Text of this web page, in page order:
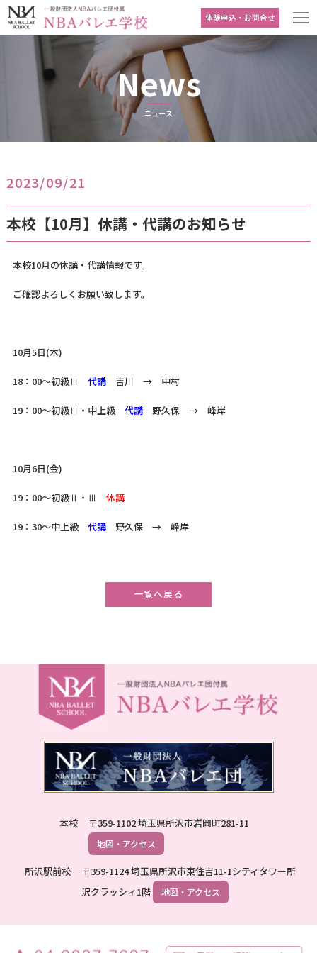
体験申込・お問合せ
News
ニュース
2023/09/21
本校【10月】休講・代講のお知らせ
本校10月の休講・代講情報です。
ご確認よろしくお願い致します。
10月5日(木)
18：00～初級Ⅲ 代講吉川 → 中村
19：00～初級Ⅲ・中上級 代講野久保 → 峰岸
10月6日(金)
19：00～初級Ⅱ・Ⅲ 休講
19：30～中上級 代講野久保 → 峰岸
一覧へ戻る
本校 〒359-1102 埼玉県所沢市岩岡町281-11
地図・アクセス
所沢駅前校
〒359-1124 埼玉県所沢市東住吉11-1シティタワー所
沢クラッシィ1階
地図・アクセス